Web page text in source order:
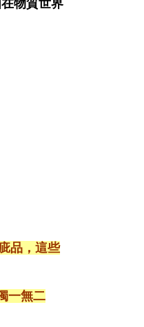
物質世界
品，這些
一無二